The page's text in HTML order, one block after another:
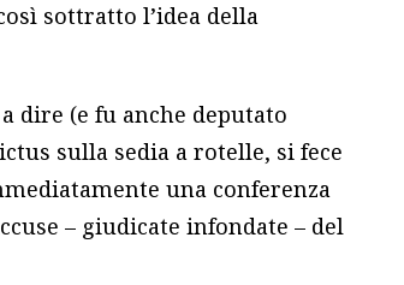
sottratto l’idea della
dire (e fu anche deputato
sulla sedia a rotelle, si fece
una conferenza
– giudicate infondate – del